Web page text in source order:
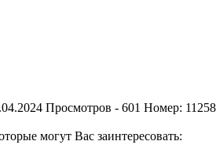
Просмотров - 601 Номер:
могут Вас заинтересовать: